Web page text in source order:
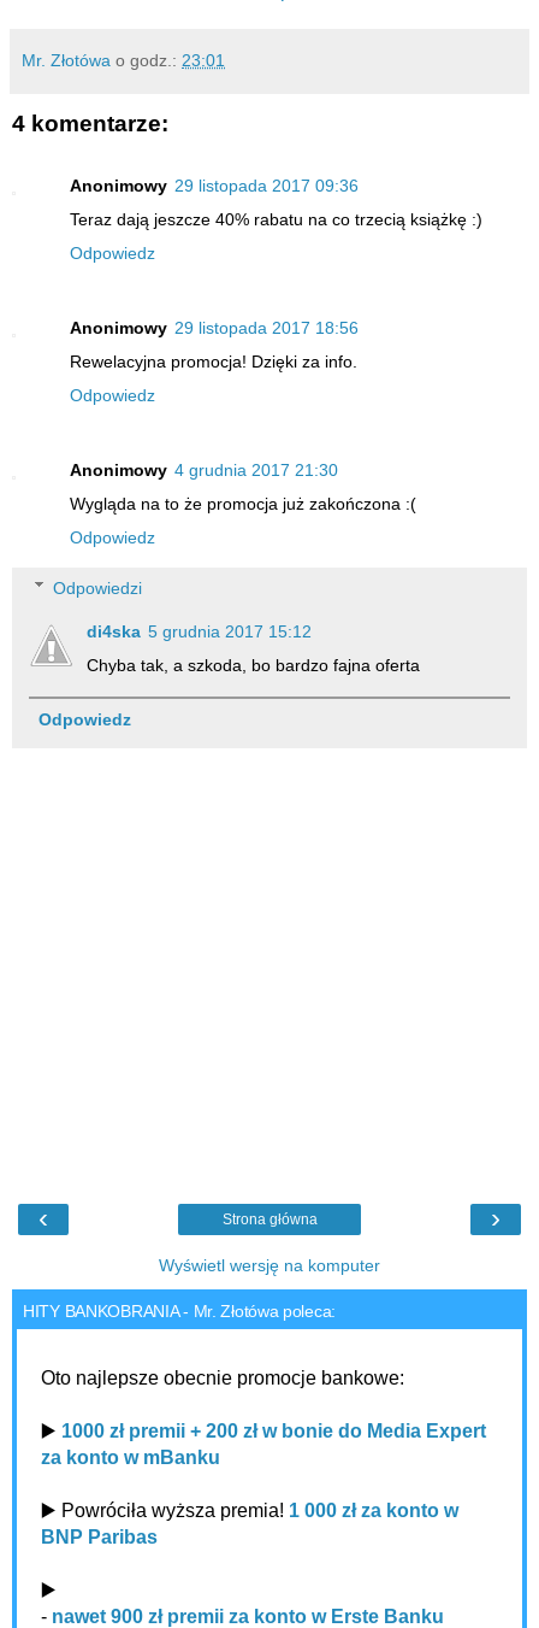
Mr. Złotówa o godz.: 23:01
4 komentarze:
Anonimowy 29 listopada 2017 09:36
Teraz dają jeszcze 40% rabatu na co trzecią książkę :)
Odpowiedz
Anonimowy 29 listopada 2017 18:56
Rewelacyjna promocja! Dzięki za info.
Odpowiedz
Anonimowy 4 grudnia 2017 21:30
Wygląda na to że promocja już zakończona :(
Odpowiedz
Odpowiedzi
di4ska 5 grudnia 2017 15:12
Chyba tak, a szkoda, bo bardzo fajna oferta
Odpowiedz
‹ ›
Strona główna
Wyświetl wersję na komputer
HITY BANKOBRANIA - Mr. Złotówa poleca:
Oto najlepsze obecnie promocje bankowe:
▶️ 1000 zł premii + 200 zł w bonie do Media Expert
za konto w mBanku
▶️ Powróciła wyższa premia! 1 000 zł za konto w
BNP Paribas
▶️
- nawet 900 zł premii za konto w Erste Banku